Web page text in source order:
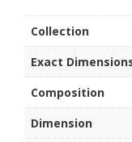
τ
ε
Collection
Exact
Composition
Dimension